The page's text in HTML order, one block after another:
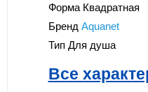
Форма Квадратная
Бренд Aquanet
Тип Для душа
Все